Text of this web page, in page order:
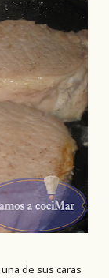
de sus caras